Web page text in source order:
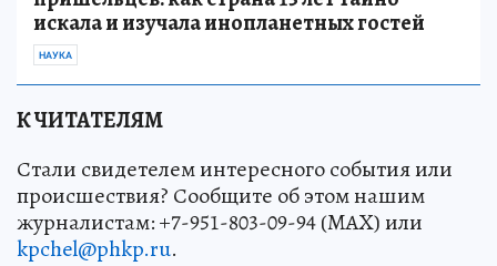
искала и изучала инопланетных гостей
НАУКА
К ЧИТАТЕЛЯМ
Стали свидетелем интересного события или
происшествия? Сообщите об этом нашим
журналистам: +7-951-803-09-94 (MAX) или
kpchel@phkp.ru.